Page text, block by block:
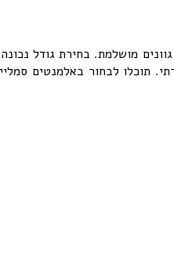
מושלמת. בחירת גודל
תוכלו לבחור באלמנטים